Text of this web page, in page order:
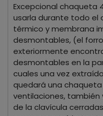
Excepcional chaqueta
usarla durante todo el
térmico y membrana
desmontables, (el
exteriormente
desmontables en la
cuales una vez
quedará una
ventilaciones, también
de la clavícula